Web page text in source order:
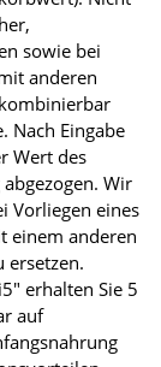
sowie bei
anderen
Nach Eingabe
Wert des
Wir
Vorliegen eines
einem anderen
ersetzen.
erhalten Sie 5
auf